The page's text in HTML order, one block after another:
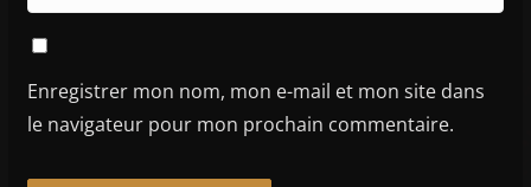
Enregistrer mon nom, mon e-mail et mon site dans
le navigateur pour mon prochain commentaire.